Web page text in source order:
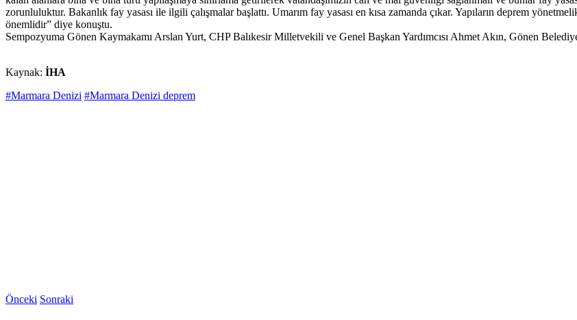
zorunluluktur. Bakanlık fay yasası ile ilgili çalışmalar başlattı. Umarım fay yasası en kısa zamanda çıkar. Yapıların deprem
önemlidir” diye konuştu.
Sempozyuma Gönen Kaymakamı Arslan Yurt, CHP Balıkesir Milletvekili ve Genel Başkan Yardımcısı Ahmet Akın, Gönen
Kaynak: İHA
#Marmara Denizi #Marmara Denizi deprem
Önceki Sonraki